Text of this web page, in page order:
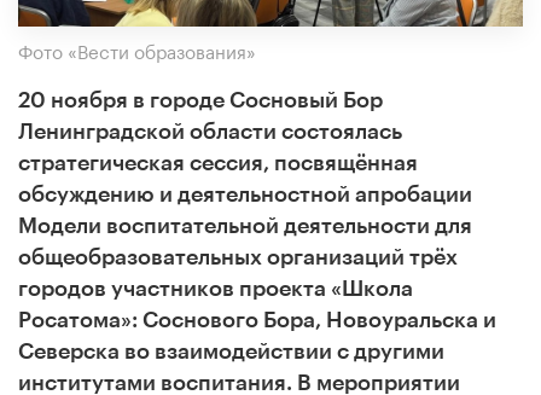
Фото «Вести образования»
20 ноября в городе Сосновый Бор
Ленинградской области состоялась
стратегическая сессия, посвящённая
обсуждению и деятельностной апробации
Модели воспитательной деятельности для
общеобразовательных организаций трёх
городов участников проекта «Школа
Росатома»: Соснового Бора, Новоуральска и
Северска во взаимодействии с другими
институтами воспитания. В мероприятии